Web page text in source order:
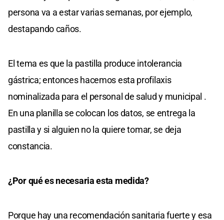
persona va a estar varias semanas, por ejemplo,
destapando caños.
El tema es que la pastilla produce intolerancia
gástrica; entonces hacemos esta profilaxis
nominalizada para el personal de salud y municipal .
En una planilla se colocan los datos, se entrega la
pastilla y si alguien no la quiere tomar, se deja
constancia.
¿Por qué es necesaria esta medida?
Porque hay una recomendación sanitaria fuerte y esa